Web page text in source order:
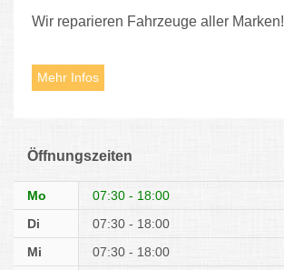
Wir reparieren Fahrzeuge aller Marken!
Mehr Infos
Öffnungszeiten
Mo
07:30 - 18:00
Di
07:30 - 18:00
Mi
07:30 - 18:00